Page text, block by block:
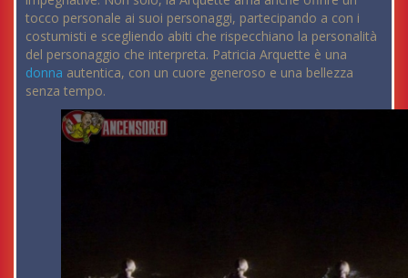
tocco personale ai suoi personaggi, partecipando a con i
costumisti e scegliendo abiti che rispecchiano la personalità
del personaggio che interpreta. Patricia Arquette è una
donna autentica, con un cuore generoso e una bellezza
senza tempo.